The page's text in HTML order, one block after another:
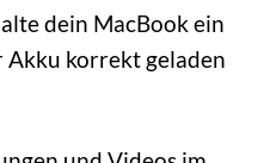
dein MacBook ein
Akku korrekt geladen